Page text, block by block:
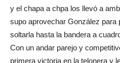
y el chapa a chpa los llevó a
supo aprovechar González para
soltarla hasta la bandera a
Con un andar parejo y
primera victoria en la telonera y